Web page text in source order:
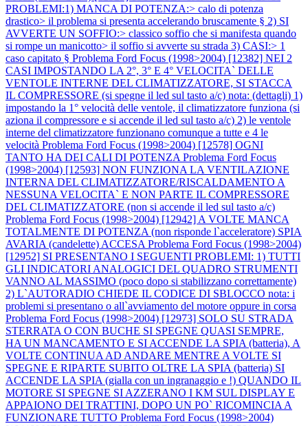
PROBLEMI:1) MANCA DI POTENZA:> calo di potenza
drastico> il problema si presenta accelerando bruscamente § 2) SI
AVVERTE UN SOFFIO:> classico soffio che si manifesta quando
si rompe un manicotto> il soffio si avverte su strada 3) CASI:> 1
caso capitato § Problema Ford Focus (1998>2004) [12382] NEI 2
CASI IMPOSTANDO LA 2°, 3° E 4° VELOCITA` DELLE
VENTOLE INTERNE DEL CLIMATIZZATORE, SI STACCA
IL COMPRESSORE (si spegne il led sul tasto a/c) nota: (dettagli) 1)
impostando la 1° velocità delle ventole, il climatizzatore funziona (si
aziona il compressore e si accende il led sul tasto a/c) 2) le ventole
interne del climatizzatore funzionano comunque a tutte e 4 le
velocità Problema Ford Focus (1998>2004) [12578] OGNI
TANTO HA DEI CALI DI POTENZA Problema Ford Focus
(1998>2004) [12593] NON FUNZIONA LA VENTILAZIONE
INTERNA DEL CLIMATIZZATORE/RISCALDAMENTO A
NESSUNA VELOCITA` E NON PARTE IL COMPRESSORE
DEL CLIMATIZZATORE (non si accende il led sul tasto a/c)
Problema Ford Focus (1998>2004) [12942] A VOLTE MANCA
TOTALMENTE DI POTENZA (non risponde l`acceleratore) SPIA
AVARIA (candelette) ACCESA Problema Ford Focus (1998>2004)
[12952] SI PRESENTANO I SEGUENTI PROBLEMI: 1) TUTTI
GLI INDICATORI ANALOGICI DEL QUADRO STRUMENTI
VANNO AL MASSIMO (poco dopo si stabilizzano correttamente)
2) L`AUTORADIO CHIEDE IL CODICE DI SBLOCCO nota: i
problemi si presentano o all`avviamento del motore oppure in corsa
Problema Ford Focus (1998>2004) [12973] SOLO SU STRADA
STERRATA O CON BUCHE SI SPEGNE QUASI SEMPRE,
HA UN MANCAMENTO E SI ACCENDE LA SPIA (batteria), A
VOLTE CONTINUA AD ANDARE MENTRE A VOLTE SI
SPEGNE E RIPARTE SUBITO OLTRE LA SPIA (batteria) SI
ACCENDE LA SPIA (gialla con un ingranaggio e !) QUANDO IL
MOTORE SI SPEGNE SI AZZERANO I KM SUL DISPLAY E
APPAIONO DEI TRATTINI, DOPO UN PO` RICOMINCIA A
FUNZIONARE TUTTO Problema Ford Focus (1998>2004)